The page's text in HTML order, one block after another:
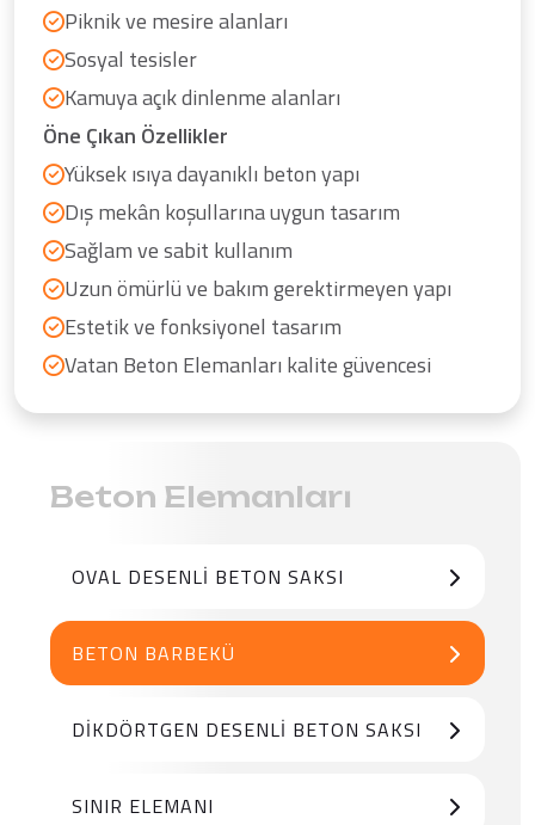
Piknik ve mesire alanları
Sosyal tesisler
Kamuya açık dinlenme alanları
Öne Çıkan Özellikler
Yüksek ısıya dayanıklı beton yapı
Dış mekân koşullarına uygun tasarım
Sağlam ve sabit kullanım
Uzun ömürlü ve bakım gerektirmeyen yapı
Estetik ve fonksiyonel tasarım
Vatan Beton Elemanları kalite güvencesi
Beton Elemanları
OVAL DESENLI BETON SAKSI
BETON BARBEKÜ
DIKDÖRTGEN DESENLI BETON SAKSI
SINIR ELEMANI